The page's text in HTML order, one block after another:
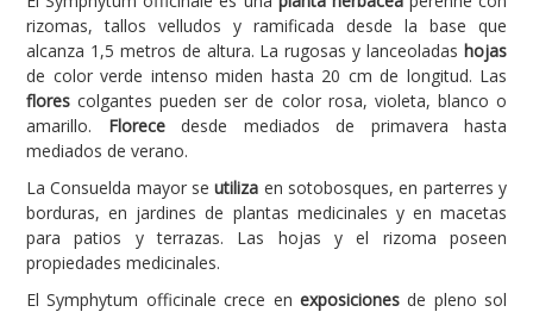
Árboles y Palmeras
Arbustos y Trepadoras
Cactus y Suculentas
rizomas, tallos velludos y ramificada desde la base que
alcanza 1,5 metros de altura. La rugosas y lanceoladas hojas
de color verde intenso miden hasta 20 cm de longitud. Las
flores colgantes pueden ser de color rosa, violeta, blanco o
amarillo. Florecedesde mediados de primavera hasta
mediados de verano.
La Consuelda mayor seutiliza en sotobosques, en parterres y
borduras, en jardines de plantas medicinales y en macetas
para patios y terrazas. Las hojas y el rizoma poseen
propiedades medicinales.
El Symphytum officinale crece en exposicionesde pleno sol